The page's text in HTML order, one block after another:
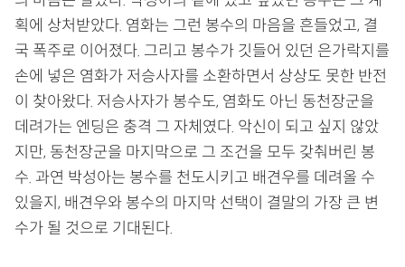
획에 상처받았다. 염화는 그런 봉수의 마음을 흔들었고, 결
국 폭주로 이어졌다. 그리고 봉수가 깃들어 있던 은가락지를
손에 넣은 염화가 저승사자를 소환하면서 상상도 못한 반전
이 찾아왔다. 저승사자가 봉수도, 염화도 아닌 동천장군을
데려가는 엔딩은 충격 그 자체였다. 악신이 되고 싶지 않았
지만, 동천장군을 마지막으로 그 조건을 모두 갖춰버린 봉
수. 과연 박성아는 봉수를 천도시키고 배견우를 데려올 수
있을지, 배견우와 봉수의 마지막 선택이 결말의 가장 큰 변
수가 될 것으로 기대된다.